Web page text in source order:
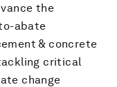
the
abate
& concrete
critical
change